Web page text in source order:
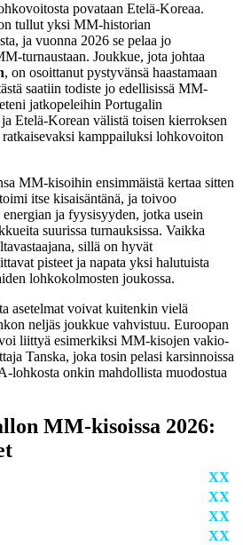
povataan Etelä-Koreaa.
tullut yksi MM-historian
ja vuonna 2026 se pelaa jo
turnaustaan. Joukkue, jota johtaa
, on osoittanut pystyvänsä haastamaan
saatiin todiste jo edellisissä MM-
jatkopeleihin Portugalin
Etelä-Korean välistä toisen kierroksen
ratkaisevaksi kamppailuksi lohkovoiton
MM-kisoihin ensimmäistä kertaa sitten
itse kisaisäntänä, ja toivoo
energian ja fyysisyyden, jotka usein
suurissa turnauksissa. Vaikka
sillä on hyvät
pisteet ja napata yksi halutuista
lohkokolmosten joukossa.
asetelmat voivat kuitenkin vielä
neljäs joukkue vahvistuu. Euroopan
liittyä esimerkiksi MM-kisojen vakio-
Tanska, joka tosin pelasi karsinnoissa
lohkosta onkin mahdollista muodostua
MM-kisoissa 2026:
XX
XX
XX
XX